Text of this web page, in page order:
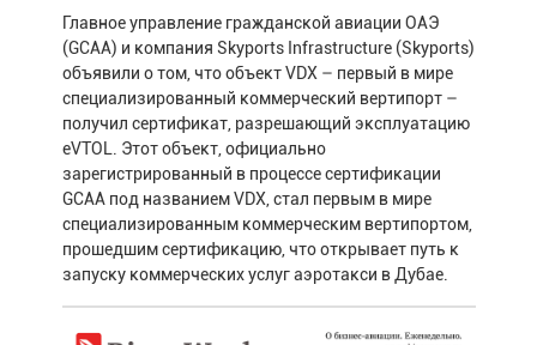
Главное управление гражданской авиации ОАЭ
(GCAA) и компания Skyports Infrastructure (Skyports)
объявили о том, что объект VDX – первый в мире
специализированный коммерческий вертипорт –
получил сертификат, разрешающий эксплуатацию
eVTOL. Этот объект, официально
зарегистрированный в процессе сертификации
GCAA под названием VDX, стал первым в мире
специализированным коммерческим вертипортом,
прошедшим сертификацию, что открывает путь к
запуску коммерческих услуг аэротакси в Дубае.